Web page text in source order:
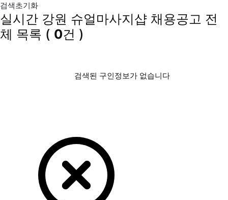
검색초기화
실시간 강원 슈얼마사지샵 채용공고 전
체 목록 ( 0건 )
검색된 구인정보가 없습니다